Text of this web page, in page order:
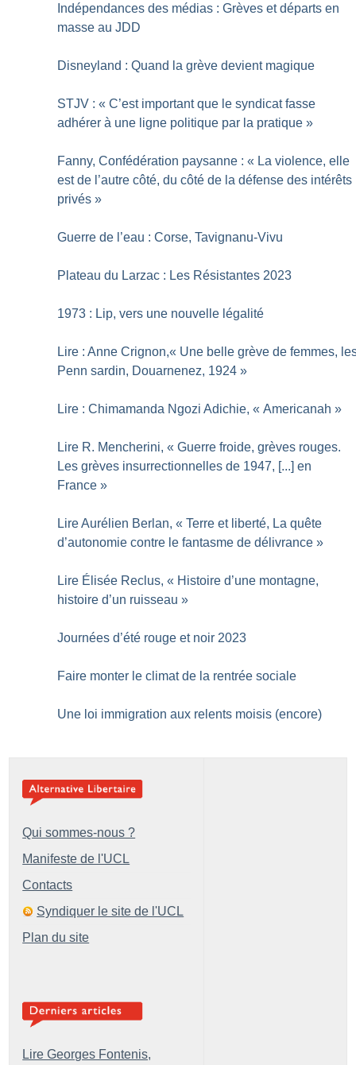
Indépendances des médias : Grèves et départs en
masse au JDD
Disneyland : Quand la grève devient magique
STJV : « C’est important que le syndicat fasse
adhérer à une ligne politique par la pratique »
Fanny, Confédération paysanne : « La violence, elle
est de l’autre côté, du côté de la défense des intérêts
privés »
Guerre de l’eau : Corse, Tavignanu-Vivu
Plateau du Larzac : Les Résistantes 2023
1973 : Lip, vers une nouvelle légalité
Lire : Anne Crignon,« Une belle grève de femmes,
Penn sardin, Douarnenez, 1924 »
Lire : Chimamanda Ngozi Adichie, « Americanah »
Lire R. Mencherini, « Guerre froide, grèves rouges.
Les grèves insurrectionnelles de 1947, [...] en
France »
Lire Aurélien Berlan, « Terre et liberté, La quête
d’autonomie contre le fantasme de délivrance »
Lire Élisée Reclus, « Histoire d’une montagne,
histoire d’un ruisseau »
Journées d’été rouge et noir 2023
Faire monter le climat de la rentrée sociale
Une loi immigration aux relents moisis (encore)
Qui sommes-nous ?
Manifeste de l'UCL
Contacts
Syndiquer le site de l'UCL
Plan du site
Lire Georges Fontenis,